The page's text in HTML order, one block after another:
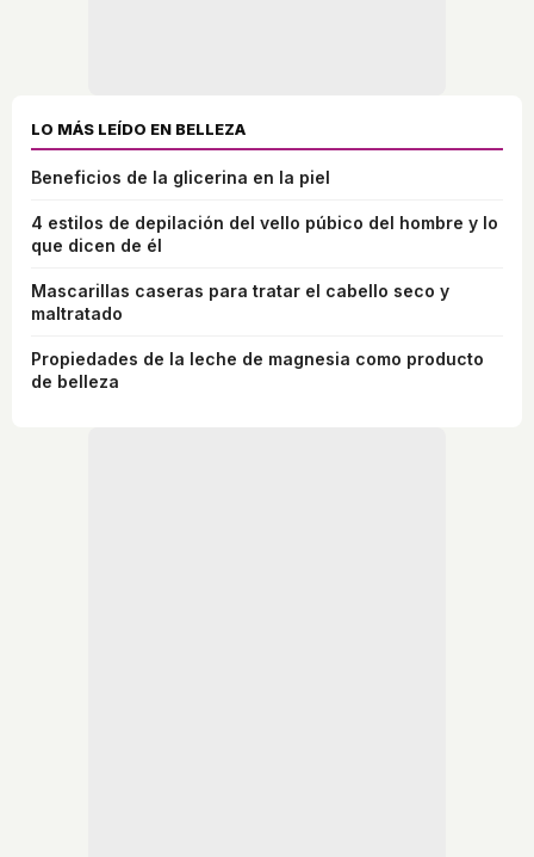
LO MÁS LEÍDO EN BELLEZA
Beneficios de la glicerina en la piel
4 estilos de depilación del vello púbico del hombre y lo
que dicen de él
Mascarillas caseras para tratar el cabello seco y
maltratado
Propiedades de la leche de magnesia como producto
de belleza